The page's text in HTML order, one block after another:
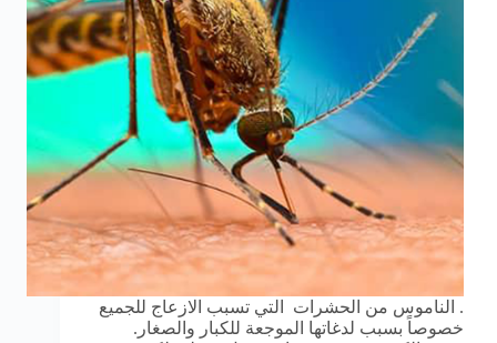
. الناموس من الحشرات التي تسبب الازعاج للجميع
خصوصاً بسبب لدغاتها الموجعة للكبار والصغار.